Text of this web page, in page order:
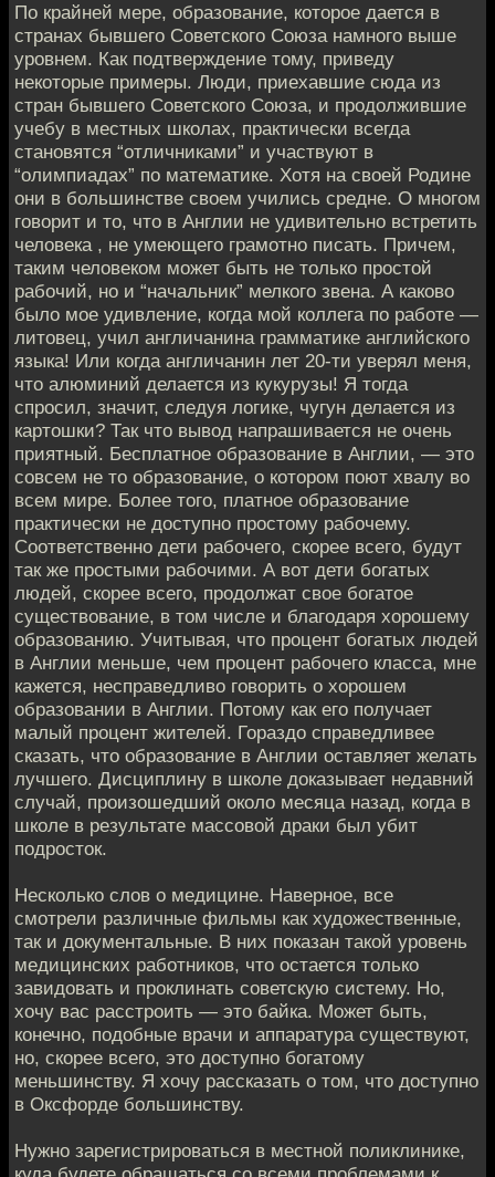
По крайней мере, образование, которое дается в
странах бывшего Советского Союза намного выше
уровнем. Как подтверждение тому, приведу
некоторые примеры. Люди, приехавшие сюда из
стран бывшего Советского Союза, и продолжившие
учебу в местных школах, практически всегда
становятся “отличниками” и участвуют в
“олимпиадах” по математике. Хотя на своей Родине
они в большинстве своем учились средне. О многом
говорит и то, что в Англии не удивительно встретить
человека , не умеющего грамотно писать. Причем,
таким человеком может быть не только простой
рабочий, но и “начальник” мелкого звена. А каково
было мое удивление, когда мой коллега по работе —
литовец, учил англичанина грамматике английского
языка! Или когда англичанин лет 20-ти уверял меня,
что алюминий делается из кукурузы! Я тогда
спросил, значит, следуя логике, чугун делается из
картошки? Так что вывод напрашивается не очень
приятный. Бесплатное образование в Англии, — это
совсем не то образование, о котором поют хвалу во
всем мире. Более того, платное образование
практически не доступно простому рабочему.
Соответственно дети рабочего, скорее всего, будут
так же простыми рабочими. А вот дети богатых
людей, скорее всего, продолжат свое богатое
существование, в том числе и благодаря хорошему
образованию. Учитывая, что процент богатых людей
в Англии меньше, чем процент рабочего класса, мне
кажется, несправедливо говорить о хорошем
образовании в Англии. Потому как его получает
малый процент жителей. Гораздо справедливее
сказать, что образование в Англии оставляет желать
лучшего. Дисциплину в школе доказывает недавний
случай, произошедший около месяца назад, когда в
школе в результате массовой драки был убит
подросток.
Несколько слов о медицине. Наверное, все
смотрели различные фильмы как художественные,
так и документальные. В них показан такой уровень
медицинских работников, что остается только
завидовать и проклинать советскую систему. Но,
хочу вас расстроить — это байка. Может быть,
конечно, подобные врачи и аппаратура существуют,
но, скорее всего, это доступно богатому
меньшинству. Я хочу рассказать о том, что доступно
в Оксфорде большинству.
Нужно зарегистрироваться в местной поликлинике,